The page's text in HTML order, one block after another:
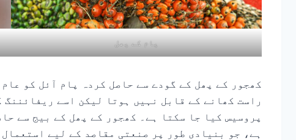
پام کے پھل
کھجور کے پھل کے گودے سے حاصل کردہ پام آئل کو
راست کھانے کے قابل نہیں ہوتا لیکن اسے ریفائننگ
پروسیس کیا جا سکتا ہے۔ کھجور کے پھل کے بیج سے
ہے، جو بنیادی طور پر صنعتی مقاصد کے لیے استعمال